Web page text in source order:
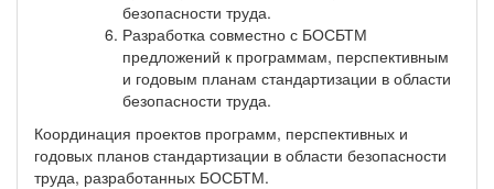
безопасности труда.
Разработка совместно с БОСБТМ
предложений к программам, перспективным
и годовым планам стандартизации в области
безопасности труда.
Координация проектов программ, перспективных и
годовых планов стандартизации в области безопасности
труда, разработанных БОСБТМ.